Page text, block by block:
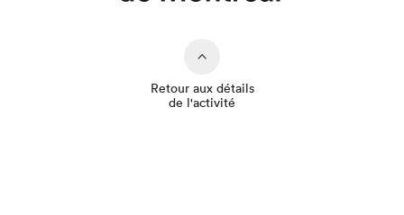
Retour aux détails
de l'activité